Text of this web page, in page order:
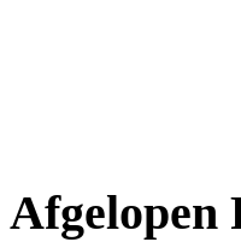
Afgelopen